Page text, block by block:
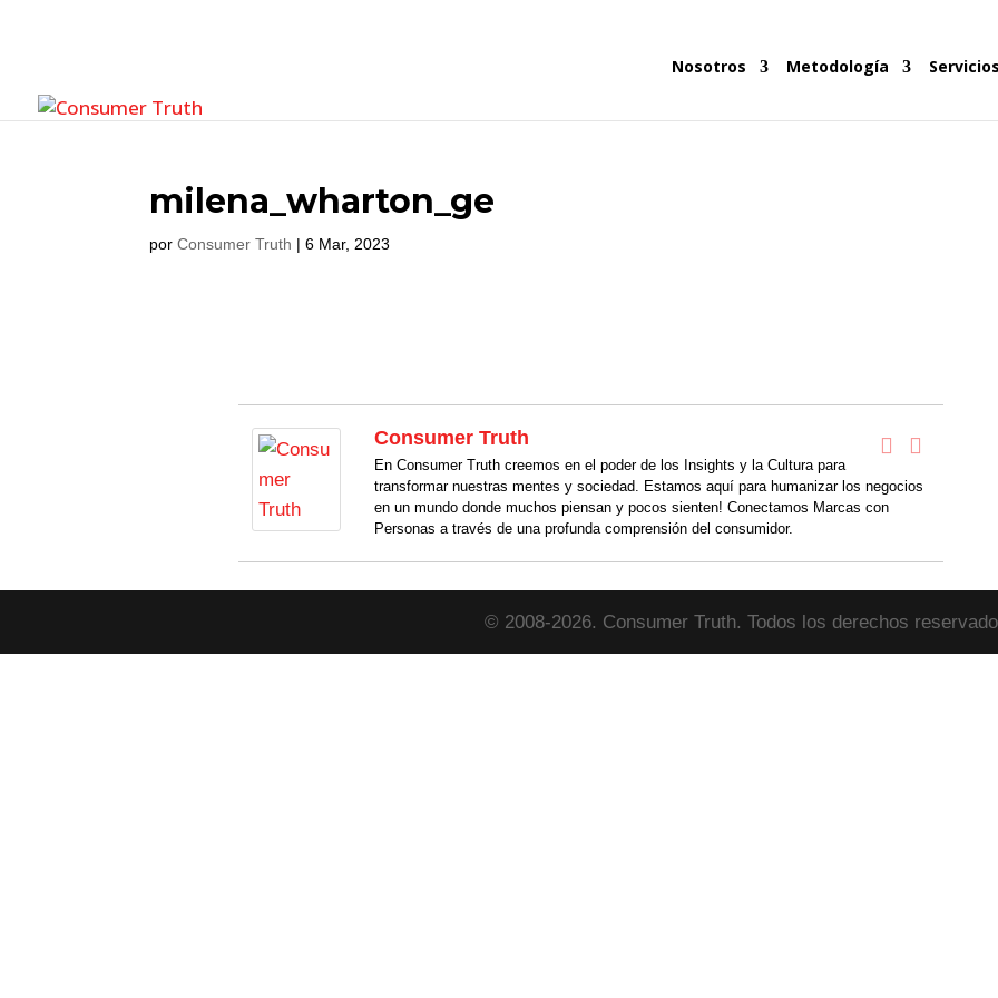
Nosotros Metodología
milena_wharton_ge
porConsumer Truth |6 Mar, 2023
Consumer Truth
En Consumer Truth creemos en el poder de los Insights y la Cultura para
transformar nuestras mentes y sociedad. Estamos aquí para humanizar los negocios
en un mundo donde muchos piensan y pocos sienten! Conectamos Marcas con
Personas a través de una profunda comprensión del consumidor.
© 2008-2026. Consumer Truth. Todos los derechos